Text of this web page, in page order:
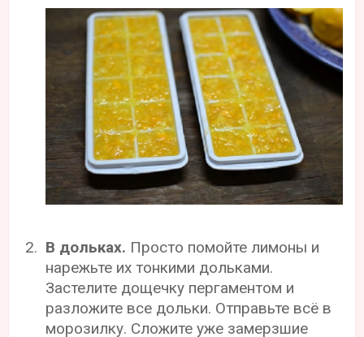
В дольках. Просто помойте лимоны и
нарежьте их тонкими дольками.
Застелите дощечку пергаментом и
разложите все дольки. Отправьте всё в
морозилку. Сложите уже замерзшие